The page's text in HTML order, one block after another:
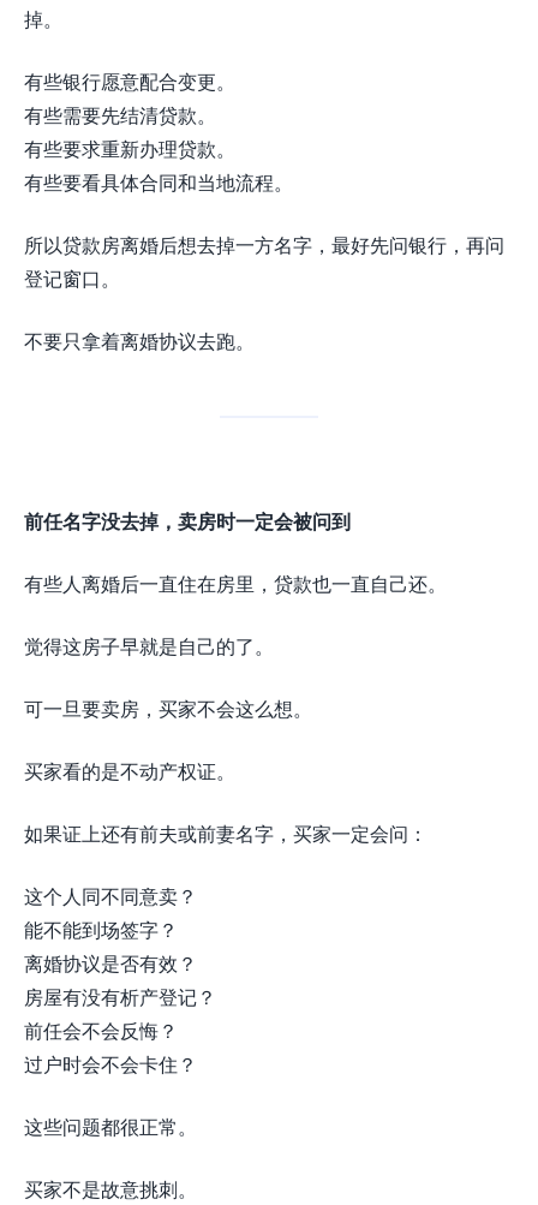
掉。
有些银行愿意配合变更。
有些需要先结清贷款。
有些要求重新办理贷款。
有些要看具体合同和当地流程。
所以贷款房离婚后想去掉一方名字，最好先问银行，再问
登记窗口。
不要只拿着离婚协议去跑。
前任名字没去掉，卖房时一定会被问到
有些人离婚后一直住在房里，贷款也一直自己还。
觉得这房子早就是自己的了。
可一旦要卖房，买家不会这么想。
买家看的是不动产权证。
如果证上还有前夫或前妻名字，买家一定会问：
这个人同不同意卖？
能不能到场签字？
离婚协议是否有效？
房屋有没有析产登记？
前任会不会反悔？
过户时会不会卡住？
这些问题都很正常。
买家不是故意挑刺。